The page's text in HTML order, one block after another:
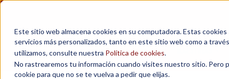
Este sitio web almacena cookies en su computadora. Estas
servicios más personalizados, tanto en este sitio web como a
utilizamos, consulte nuestra Política de cookies.
No rastrearemos tu información cuando visites nuestro sitio. Pero
cookie para que no se te vuelva a pedir que elijas.